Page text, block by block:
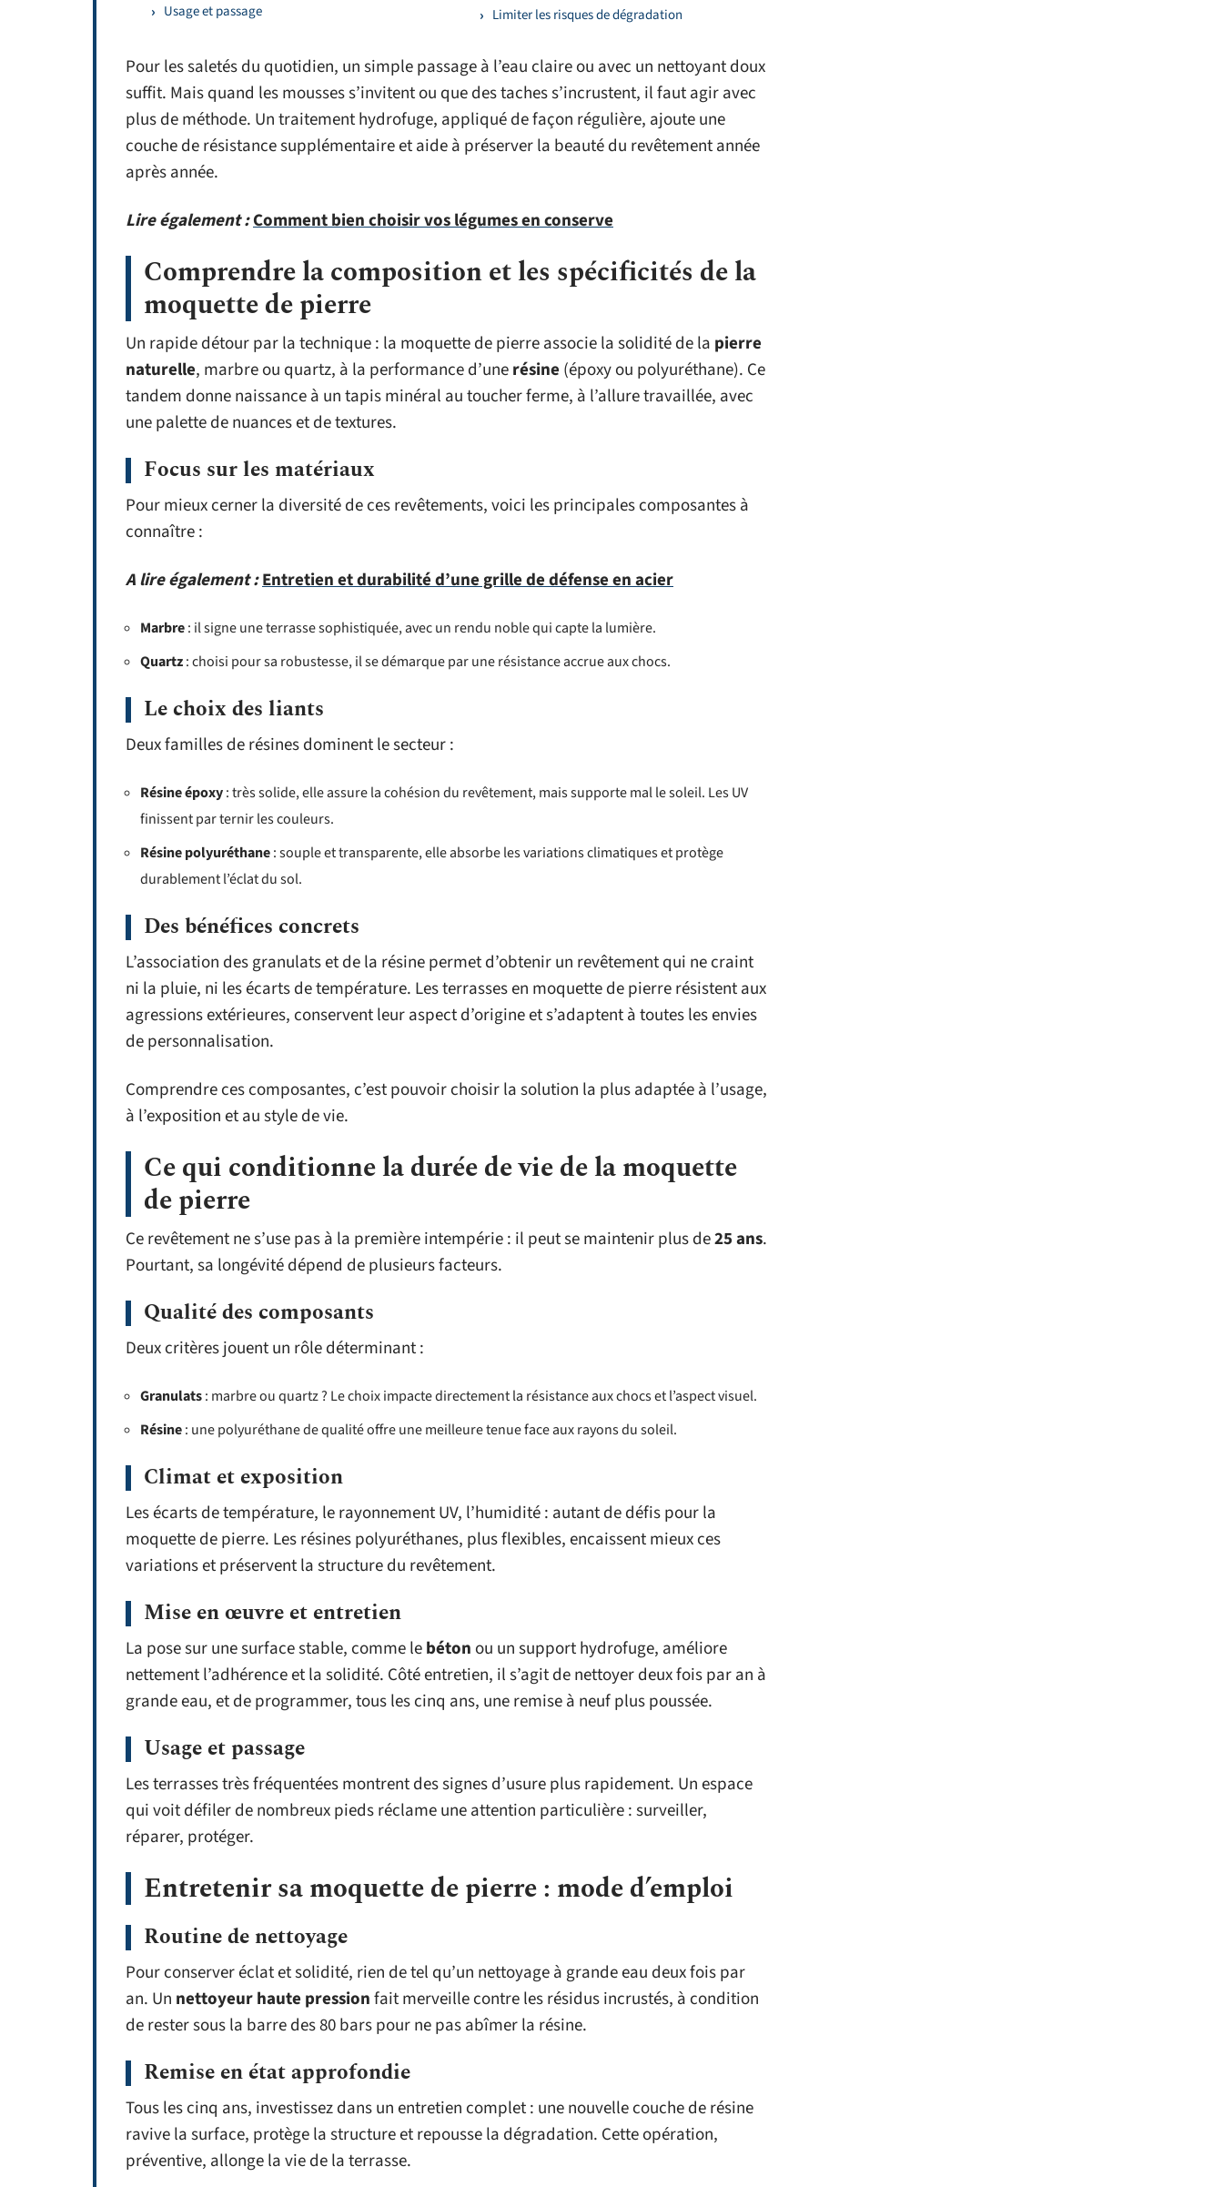
Usage et passage
Limiter les risques de dégradation
Pour les saletés du quotidien, un simple passage à l’eau claire ou avec un nettoyant doux
suffit. Mais quand les mousses s’invitent ou que des taches s’incrustent, il faut agir avec
plus de méthode. Un traitement hydrofuge, appliqué de façon régulière, ajoute une
couche de résistance supplémentaire et aide à préserver la beauté du revêtement année
après année.
Lire également :Comment bien choisir vos légumes en conserve
Comprendre la composition et les spécificités de la
moquette de pierre
Un rapide détour par la technique : la moquette de pierre associe la solidité de la pierre
naturelle, marbre ou quartz, à la performance d’unerésine (époxy ou polyuréthane). Ce
tandem donne naissance à un tapis minéral au toucher ferme, à l’allure travaillée, avec
une palette de nuances et de textures.
Focus sur les matériaux
Pour mieux cerner la diversité de ces revêtements, voici les principales composantes à
connaître :
A lire également :Entretien et durabilité d’une grille de défense en acier
Marbre: il signe une terrasse sophistiquée, avec un rendu noble qui capte la lumière.
Quartz: choisi pour sa robustesse, il se démarque par une résistance accrue aux chocs.
Le choix des liants
Deux familles de résines dominent le secteur :
Résine époxy: très solide, elle assure la cohésion du revêtement, mais supporte mal le soleil. Les UV
finissent par ternir les couleurs.
Résine polyuréthane: souple et transparente, elle absorbe les variations climatiques et protège
durablement l’éclat du sol.
Des bénéfices concrets
L’association des granulats et de la résine permet d’obtenir un revêtement qui ne craint
ni la pluie, ni les écarts de température. Les terrasses en moquette de pierre résistent aux
agressions extérieures, conservent leur aspect d’origine et s’adaptent à toutes les envies
de personnalisation.
Comprendre ces composantes, c’est pouvoir choisir la solution la plus adaptée à l’usage,
à l’exposition et au style de vie.
Ce qui conditionne la durée de vie de la moquette
de pierre
Ce revêtement ne s’use pas à la première intempérie : il peut se maintenir plus de25 ans.
Pourtant, sa longévité dépend de plusieurs facteurs.
Qualité des composants
Deux critères jouent un rôle déterminant :
Granulats: marbre ou quartz ? Le choix impacte directement la résistance aux chocs et l’aspect visuel.
Résine: une polyuréthane de qualité offre une meilleure tenue face aux rayons du soleil.
Climat et exposition
Les écarts de température, le rayonnement UV, l’humidité : autant de défis pour la
moquette de pierre. Les résines polyuréthanes, plus flexibles, encaissent mieux ces
variations et préservent la structure du revêtement.
Mise en œuvre et entretien
La pose sur une surface stable, comme lebéton ou un support hydrofuge, améliore
nettement l’adhérence et la solidité. Côté entretien, il s’agit de nettoyer deux fois par an à
grande eau, et de programmer, tous les cinq ans, une remise à neuf plus poussée.
Usage et passage
Les terrasses très fréquentées montrent des signes d’usure plus rapidement. Un espace
qui voit défiler de nombreux pieds réclame une attention particulière : surveiller,
réparer, protéger.
Entretenir sa moquette de pierre : mode d’emploi
Routine de nettoyage
Pour conserver éclat et solidité, rien de tel qu’un nettoyage à grande eau deux fois par
an. Un nettoyeur haute pressionfait merveille contre les résidus incrustés, à condition
de rester sous la barre des 80 bars pour ne pas abîmer la résine.
Remise en état approfondie
Tous les cinq ans, investissez dans un entretien complet : une nouvelle couche de résine
ravive la surface, protège la structure et repousse la dégradation. Cette opération,
préventive, allonge la vie de la terrasse.